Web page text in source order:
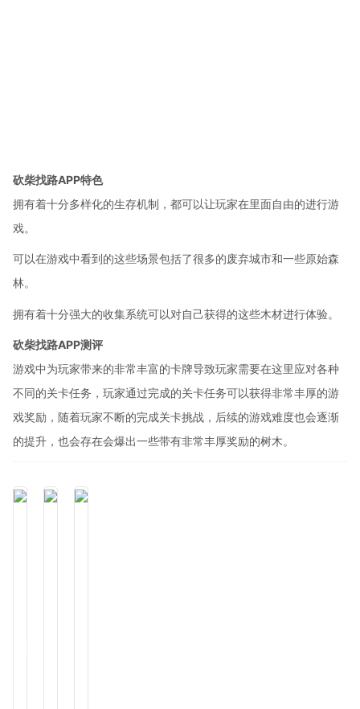
砍柴找路APP特色
拥有着十分多样化的生存机制，都可以让玩家在里面自由的进行游
戏。
可以在游戏中看到的这些场景包括了很多的废弃城市和一些原始森
林。
拥有着十分强大的收集系统可以对自己获得的这些木材进行体验。
砍柴找路APP测评
游戏中为玩家带来的非常丰富的卡牌导致玩家需要在这里应对各种
不同的关卡任务，玩家通过完成的关卡任务可以获得非常丰厚的游
戏奖励，随着玩家不断的完成关卡挑战，后续的游戏难度也会逐渐
的提升，也会存在会爆出一些带有非常丰厚奖励的树木。